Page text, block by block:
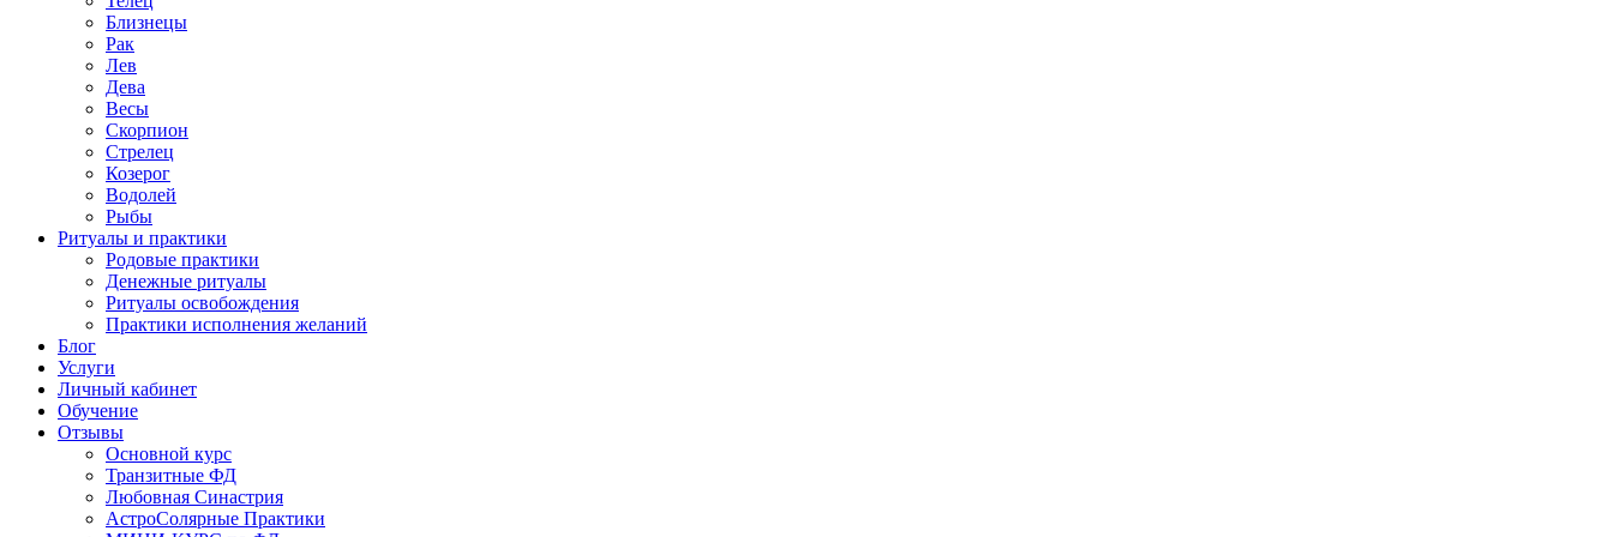
Близнецы
Рак
Лев
Дева
Весы
Скорпион
Стрелец
Козерог
Водолей
Рыбы
Ритуалы и практики
Родовые практики
Денежные ритуалы
Ритуалы освобождения
Практики исполнения желаний
Блог
Услуги
Личный кабинет
Обучение
Отзывы
Основной курс
Транзитные ФД
Любовная Синастрия
АстроСолярные Практики